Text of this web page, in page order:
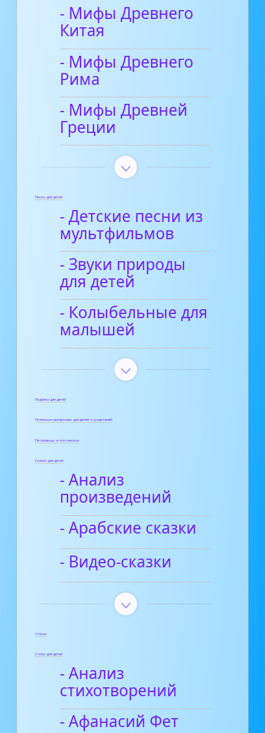
- Мифы Древнего
Китая
- Мифы Древнего
Рима
- Мифы Древней
Греции
Песни для детей
- Детские песни из
мультфильмов
- Звуки природы
для детей
- Колыбельные для
малышей
Поделки для детей
Полезные материалы для детей и родителей
Пословицы и поговорки
Сказки для детей
- Анализ
произведений
- Арабские сказки
- Видео-сказки
Статьи
Стихи для детей
- Анализ
стихотворений
- Афанасий Фет